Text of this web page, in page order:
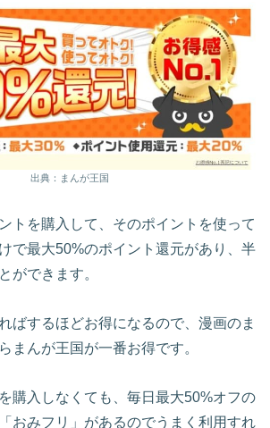
出典：まんが王国
トを購入して、そのポイントを使って
で最大50%のポイント還元があり、半
ができます。
ばするほどお得になるので、漫画のま
まんが王国が一番お得です。
購入しなくても、毎日最大50%オフの
おみフリ」があるのでうまく利用すれ